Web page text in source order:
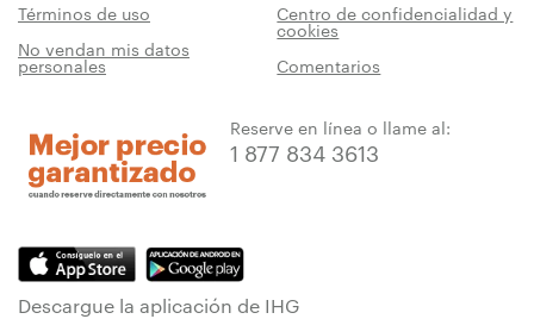
Términos de uso Centro de confidencialidad y
cookies
No vendan mis datos
personales Comentarios
Reserve en línea o llame al:
1 877 834 3613
Descargue la aplicación de IHG